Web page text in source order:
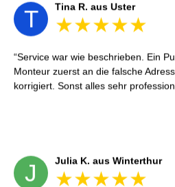
T Tina R. aus Uster
Service war wie beschrieben. Ein
Monteur zuerst an die falsche
korrigiert. Sonst alles sehr
J Julia K. aus Winterthur